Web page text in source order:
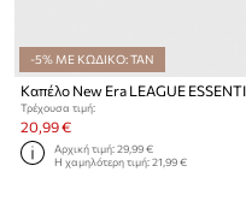
-5% ΜΕ ΚΩΔΙΚΟ: TAN
Τρέχουσα τιμή:
20,99 €
Αρχική τιμή:29,99 €
Η χαμηλότερη τιμή:21,99 €